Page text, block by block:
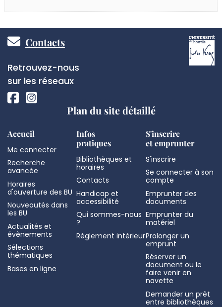
Pied
de
page
Contacts
Réseaux
sociaux
Retrouvez-nous
sur les réseaux
Plan du site détaillé
Accueil
Me connecter
Recherche
avancée
Horaires
d'ouverture des BU
Nouveautés dans
les BU
Actualités et
évènements
Sélections
thématiques
Bases en ligne
Infos
pratiques
Bibliothèques et
horaires
Contacts
Handicap et
accessibilité
Qui sommes-nous
?
Règlement intérieur
S'inscrire
et emprunter
S'inscrire
Se connecter à son
compte
Emprunter des
documents
Emprunter du
matériel
Prolonger un
emprunt
Réserver un
document ou le
faire venir en
navette
Demander un prêt
entre bibliothèques